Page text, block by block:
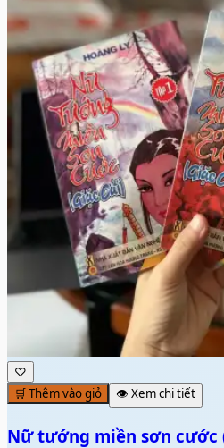
♡
🛒 Thêm vào giỏ
👁️ Xem chi tiết
Nữ tướng miền sơn cước